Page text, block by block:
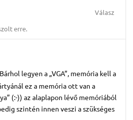
Válasz
erre.
legyen a „VGA”, memória kell a
ez a memória ott van a
(:-)) az alaplapon lévő memóriából
szintén innen veszi a szükséges